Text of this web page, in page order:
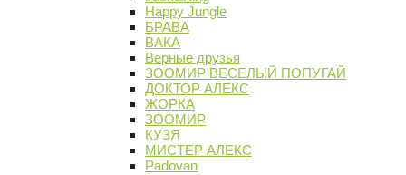
Happy Jungle
БРАВА
ВАКА
Верные друзья
ЗООМИР ВЕСЕЛЫЙ ПОПУГАЙ
ДОКТОР АЛЕКС
ЖОРКА
ЗООМИР
КУЗЯ
МИСТЕР АЛЕКС
Padovan